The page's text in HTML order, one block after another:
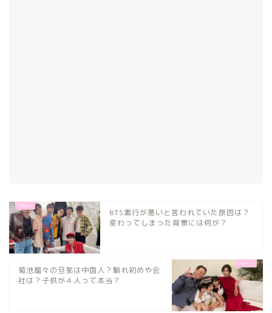
BTS素行が悪いと言われていた原因は？
変わってしまった背景には何が？
菊池瑠々の旦那は中国人？馴れ初めや会
社は？子供が４人って本当？